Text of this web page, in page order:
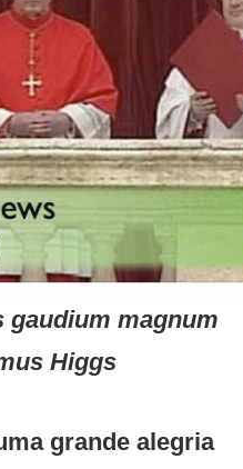
gaudium magnum
Higgs
grande alegria